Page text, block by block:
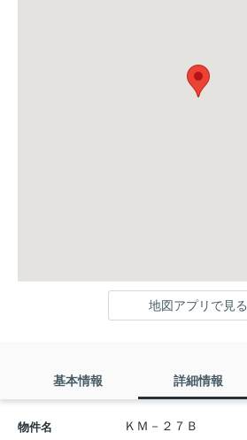
地図アプリで見る
基本情報 詳細情報
物件名 ＫＭ－２７Ｂ